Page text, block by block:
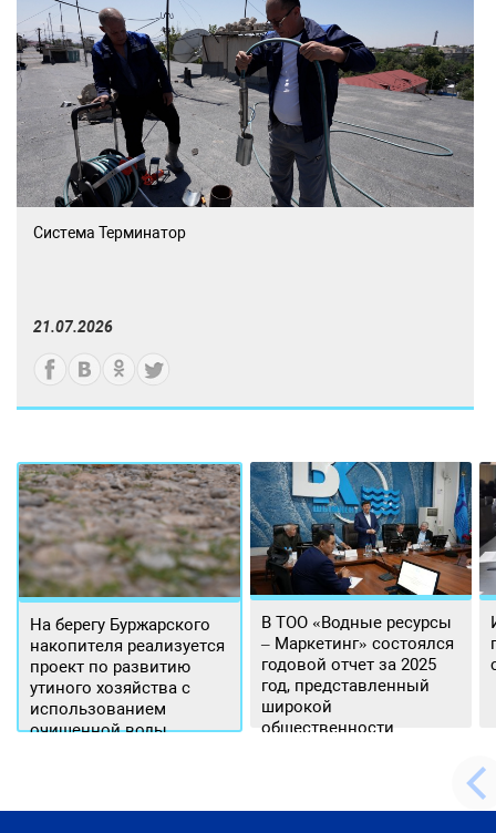
Система Терминатор
21.07.2026
На берегу Буржарского
накопителя реализуется
проект по развитию
утиного хозяйства с
использованием
очищенной воды
В ТОО «Водные ресурсы
– Маркетинг» состоялся
годовой отчет за 2025
год, представленный
широкой
общественности.